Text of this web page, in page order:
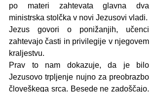
po materi zahtevata glavna dva
Jezus govori o ponižanjih, učenci
zahtevajo časti in privilegije v njegovem
kraljestvu.
Prav to nam dokazuje, da je bilo
Jezusovo trpljenje nujno za preobrazbo
človeškega srca. Besede ne zadoščajo.